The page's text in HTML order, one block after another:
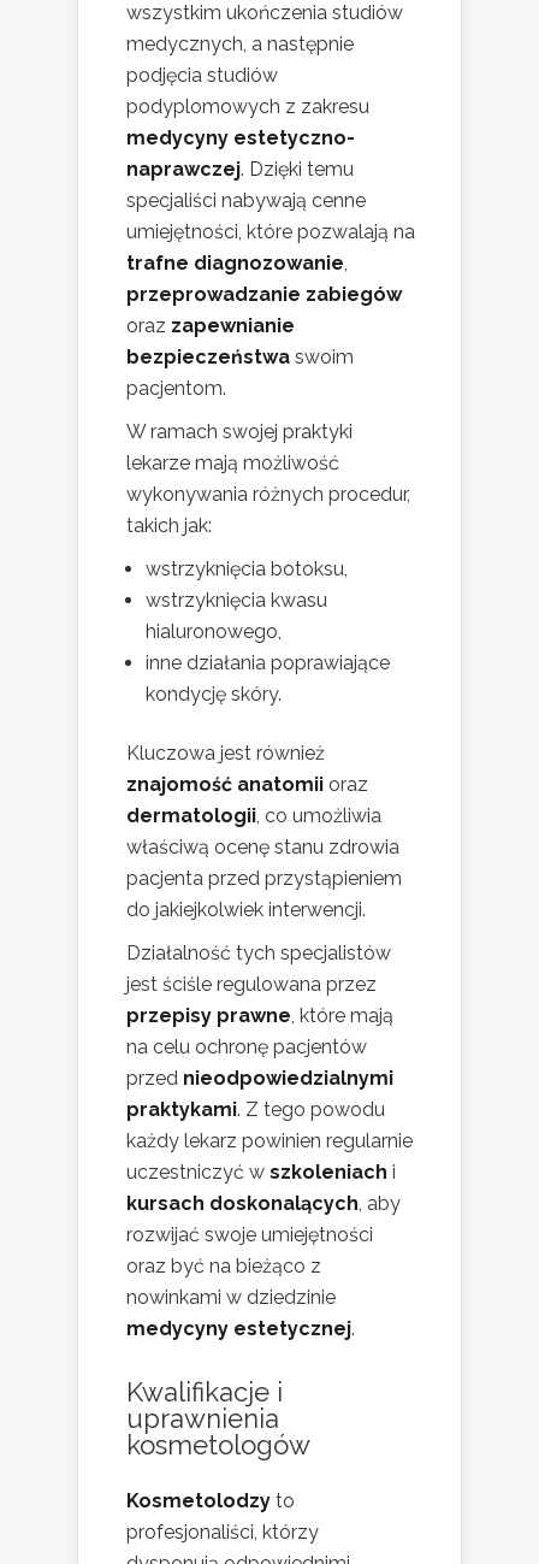
wszystkim ukończenia studiów
medycznych, a następnie
podjęcia studiów
podyplomowych z zakresu
medycyny estetyczno-
naprawczej. Dzięki temu
specjaliści nabywają cenne
umiejętności, które pozwalają na
trafne diagnozowanie,
przeprowadzanie zabiegów
oraz zapewnianie
bezpieczeństwa swoim
pacjentom.
W ramach swojej praktyki
lekarze mają możliwość
wykonywania różnych procedur,
takich jak:
wstrzyknięcia botoksu,
wstrzyknięcia kwasu
hialuronowego,
inne działania poprawiające
kondycję skóry.
Kluczowa jest również
znajomość anatomii oraz
dermatologii, co umożliwia
właściwą ocenę stanu zdrowia
pacjenta przed przystąpieniem
do jakiejkolwiek interwencji.
Działalność tych specjalistów
jest ściśle regulowana przez
przepisy prawne, które mają
na celu ochronę pacjentów
przed nieodpowiedzialnymi
praktykami. Z tego powodu
każdy lekarz powinien regularnie
uczestniczyć w szkoleniach i
kursach doskonalących, aby
rozwijać swoje umiejętności
oraz być na bieżąco z
nowinkami w dziedzinie
medycyny estetycznej.
Kwalifikacje i
uprawnienia
kosmetologów
Kosmetolodzy to
profesjonaliści, którzy